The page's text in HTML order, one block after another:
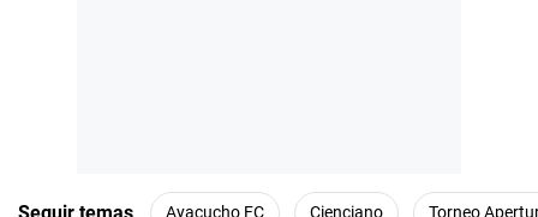
Ayacucho FC Cienciano Torneo